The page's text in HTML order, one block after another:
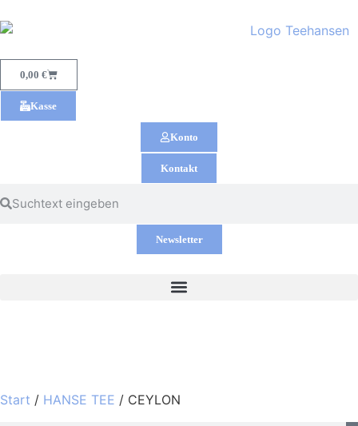
0,00 €
Kasse
Konto
Kontakt
Newsletter
Start / HANSE TEE / CEYLON